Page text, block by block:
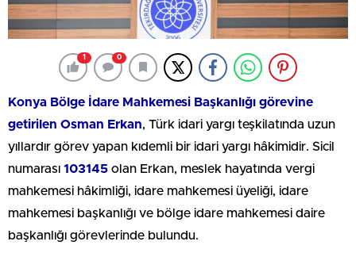
1 0
Konya Bölge İdare Mahkemesi Başkanlığı görevine
getirilen Osman Erkan, Türk idari yargı teşkilatında uzun
yıllardır görev yapan kıdemli bir idari yargı hâkimidir. Sicil
numarası 103145 olan Erkan, meslek hayatında vergi
mahkemesi hâkimliği, idare mahkemesi üyeliği, idare
mahkemesi başkanlığı ve bölge idare mahkemesi daire
başkanlığı görevlerinde bulundu.